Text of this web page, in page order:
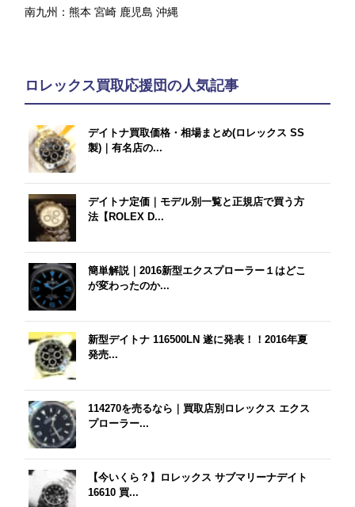
南九州：熊本 宮崎 鹿児島 沖縄
ロレックス買取応援団の人気記事
デイトナ買取価格・相場まとめ(ロレックス SS
製)｜有名店の...
デイトナ定価｜モデル別一覧と正規店で買う方
法【ROLEX D...
簡単解説｜2016新型エクスプローラー１はどこ
が変わったのか...
新型デイトナ 116500LN 遂に発表！！2016年夏
発売...
114270を売るなら｜買取店別ロレックス エクス
プローラー...
【今いくら？】ロレックス サブマリーナデイト
16610 買...